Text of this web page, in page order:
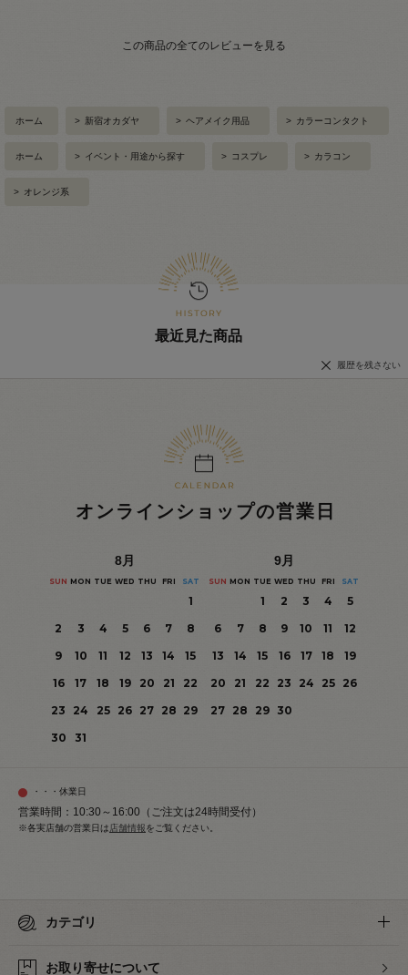
この商品の全てのレビューを見る
ホーム > 新宿オカダヤ > ヘアメイク用品 > カラーコンタクト
ホーム > イベント・用途から探す > コスプレ > カラコン
> オレンジ系
最近見た商品
履歴を残さない
オンラインショップの営業日
8月
SUN MON TUE WED THU FRI SAT
1
2
3 4 5 6 7
8
9
10 11 12 13 14
15
16
17 18 19 20 21
22
23
24 25 26 27 28 29
30
31
9月
SUN MON TUE WED THU FRI SAT
1 2 3 4
5
6
7 8 9 10 11
12
13
14 15 16 17 18
19
20
21 22 23 24 25
26
27 28 29 30
・・・休業日
営業時間：10:30～16:00（ご注文は24時間受付）
※各実店舗の営業日は 店舗情報をご覧ください。
カテゴリ
お取り寄せについて